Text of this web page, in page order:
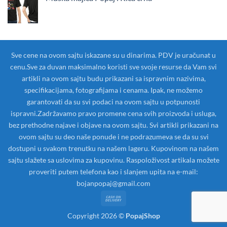
Sve cene na ovom sajtu iskazane su u dinarima. PDV je uračunat u
cenu.Sve za duvan maksimalno koristi sve svoje resurse da Vam svi
artikli na ovom sajtu budu prikazani sa ispravnim nazivima,
specifikacijama, fotografijama i cenama. Ipak, ne možemo
garantovati da su svi podaci na ovom sajtu u potpunosti
ispravni.Zadržavamo pravo promene cena svih proizvoda i usluga,
bez prethodne najave i objave na ovom sajtu. Svi artikli prikazani na
ovom sajtu su deo naše ponude i ne podrazumeva se da su svi
dostupni u svakom trenutku na našem lageru. Kupovinom na našem
sajtu slažete sa uslovima za kupovinu. Raspoloživost artikala možete
proveriti putem telefona kao i slanjem upita na e-mail:
bojanpopaj@gmail.com
Delivery
Copyright 2026 © PopajShop